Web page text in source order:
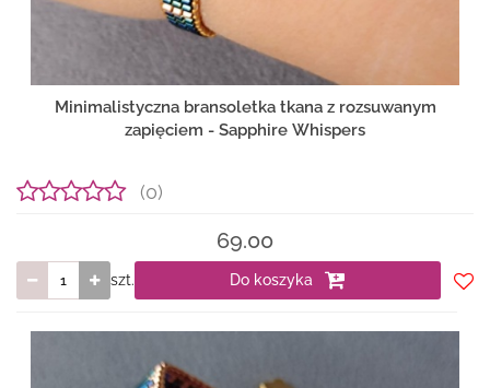
Minimalistyczna bransoletka tkana z rozsuwanym
zapięciem - Sapphire Whispers
(0)
69.00
szt. Do koszyka